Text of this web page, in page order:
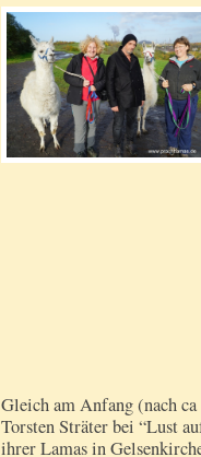
Gleich am Anfang (nach
Torsten Sträter bei “Lust
ihrer Lamas in